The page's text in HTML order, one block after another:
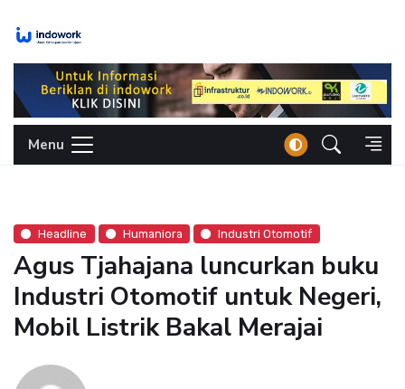
Menu
Headline Humaniora Industri Otomotif
Agus Tjahajana luncurkan buku
Industri Otomotif untuk Negeri,
Mobil Listrik Bakal Merajai